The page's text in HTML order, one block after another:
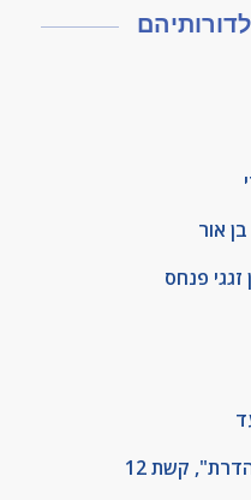
אור
פנחס
קשת 12